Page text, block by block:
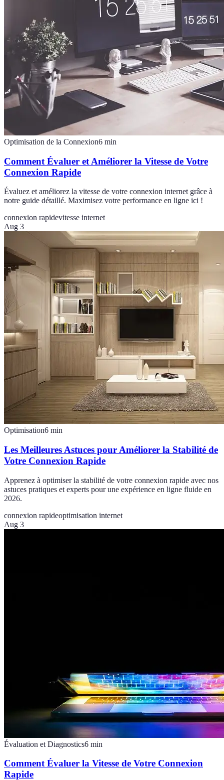
Optimisation de la Connexion6 min
Comment Évaluer et Améliorer la Vitesse de Votre
Connexion Rapide
Évaluez et améliorez la vitesse de votre connexion internet grâce à
notre guide détaillé. Maximisez votre performance en ligne ici !
connexion rapidevitesse internet
Aug 3
Optimisation6 min
Les Meilleures Astuces pour Améliorer la Stabilité de
Votre Connexion Rapide
Apprenez à optimiser la stabilité de votre connexion rapide avec nos
astuces pratiques et experts pour une expérience en ligne fluide en
2026.
connexion rapideoptimisation internet
Aug 3
Évaluation et Diagnostics6 min
Comment Évaluer la Vitesse de Votre Connexion
Rapide